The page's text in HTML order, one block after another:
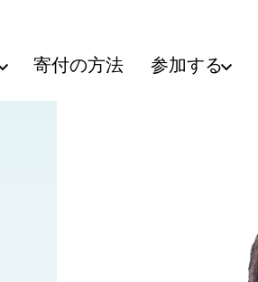
寄付の方法 参加する